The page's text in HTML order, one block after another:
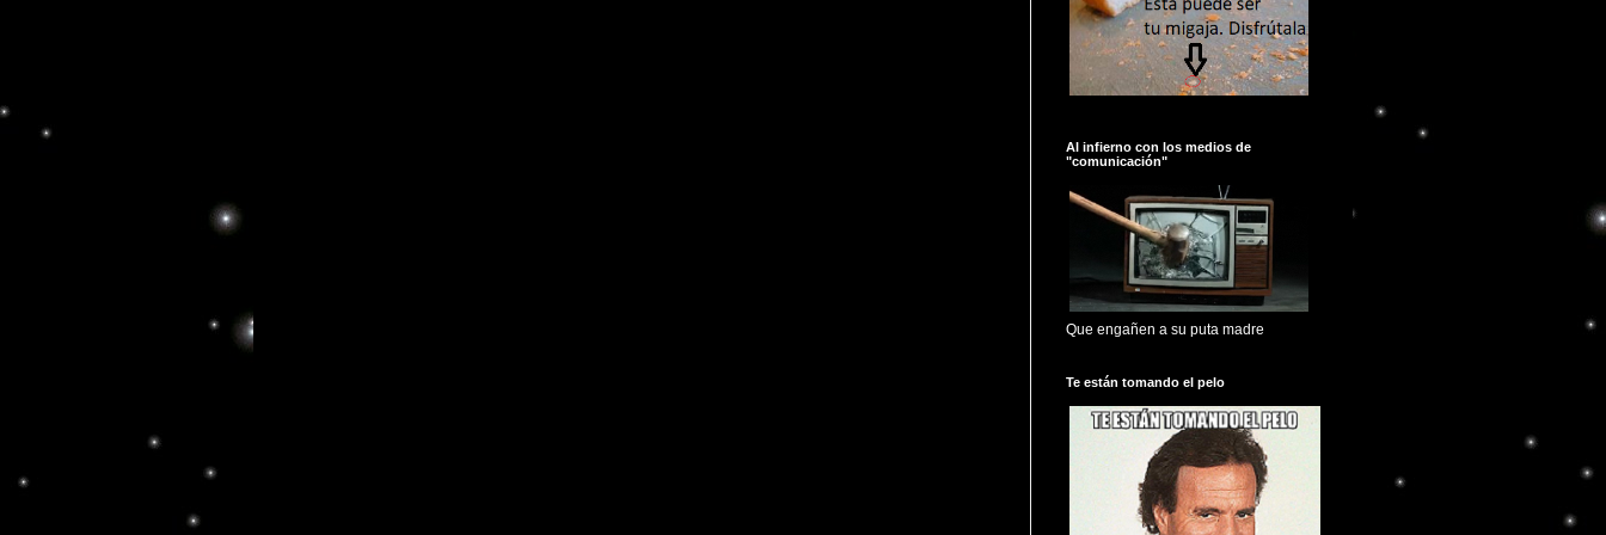
Al infierno con los medios de
"comunicación"
Que engañen a su puta madre
Te están tomando el pelo